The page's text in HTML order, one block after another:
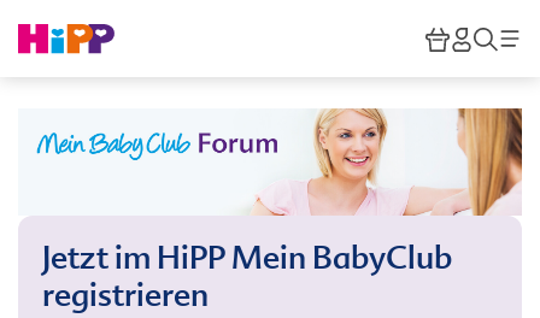
HiPP
Jetzt im HiPP Mein BabyClub
registrieren